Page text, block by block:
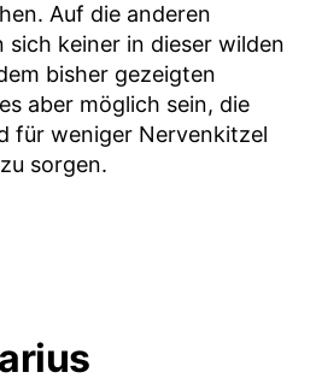
Auf die anderen
keiner in dieser wilden
bisher gezeigten
aber möglich sein, die
für weniger Nervenkitzel
sorgen.